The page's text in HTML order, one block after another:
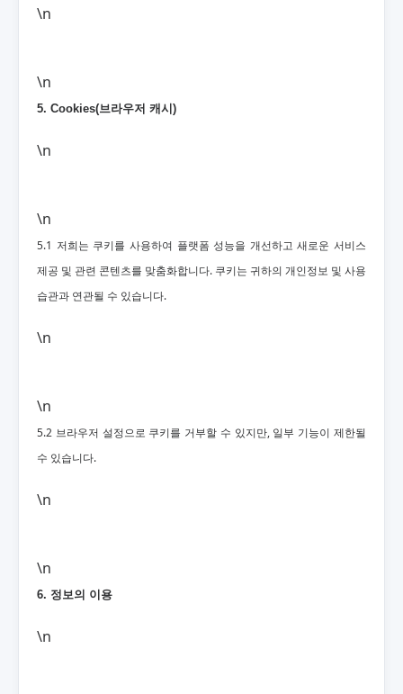
\n
\n
5. Cookies(브라우저 캐시)
\n
\n
5.1 저희는 쿠키를 사용하여 플랫폼 성능을 개선하고 새로운 서비스
제공 및 관련 콘텐츠를 맞춤화합니다. 쿠키는 귀하의 개인정보 및 사용
습관과 연관될 수 있습니다.
\n
\n
5.2 브라우저 설정으로 쿠키를 거부할 수 있지만, 일부 기능이 제한될
수 있습니다.
\n
\n
6. 정보의 이용
\n